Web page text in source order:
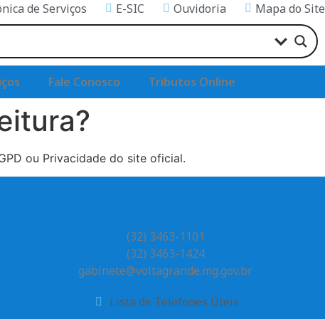
de Serviços E-SIC Ouvidoria Mapa do Site
Fale Conosco Tributos Online
ou Privacidade do site oficial.
(32) 3463-1101
(32) 3463-1424
gabinete@voltagrande.mg.gov.br
Lista de Telefones Úteis